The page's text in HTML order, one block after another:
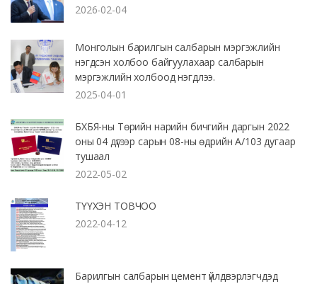
2026-02-04
Монголын барилгын салбарын мэргэжлийн
нэгдсэн холбоо байгуулахаар салбарын
мэргэжлийн холбоод нэгдлээ.
2025-04-01
БХБЯ-ны Төрийн нарийн бичгийн даргын 2022
оны 04 дүгээр сарын 08-ны өдрийн А/103 дугаар
тушаал
2022-05-02
ТҮҮХЭН ТОВЧОО
2022-04-12
Барилгын салбарын цемент үйлдвэрлэгчдэд